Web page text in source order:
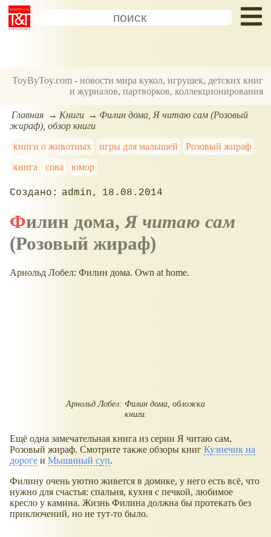
ToyByToy.com - новости мира кукол, игрушек, детских книг
и журналов, партворков, коллекционирования
Главная Книги
Филин дома, Я читаю сам (Розовый
жираф), обзор книги
книги о животных
игры для малышей
Розовый жираф
книга
сова юмор
admin 18.08.2014
Филин дома, Я читаю сам
(Розовый жираф)
Арнольд Лобел: Филин дома. Own at home.
Арнольд Лобел: Филин дома, обложка
книги.
Ещё одна замечательная книга из серии Я читаю сам,
Розовый жираф. Смотрите также обзоры книг Кузнечик на
дороге и Мышиный суп.
Филину очень уютно живется в домике, у него есть всё, что
нужно для счастья: спальня, кухня с печкой, любимое
кресло у камина. Жизнь Филина должна бы протекать без
приключений, но не тут-то было.